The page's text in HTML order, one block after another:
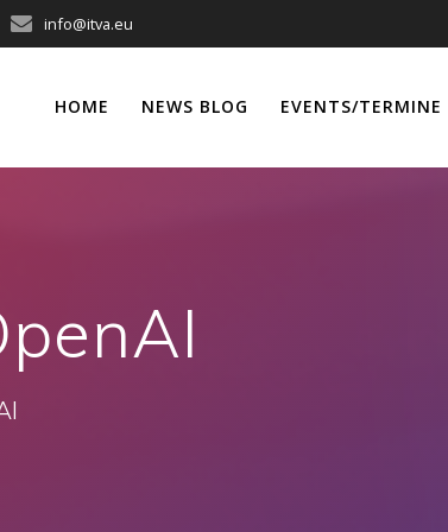
info@itva.eu
HOME NEWS BLOG EVENTS/TERMINE